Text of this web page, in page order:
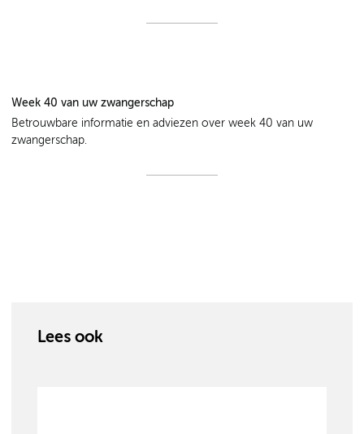
Week 40 van uw zwangerschap
Betrouwbare informatie en adviezen over week 40 van uw
zwangerschap.
Lees ook